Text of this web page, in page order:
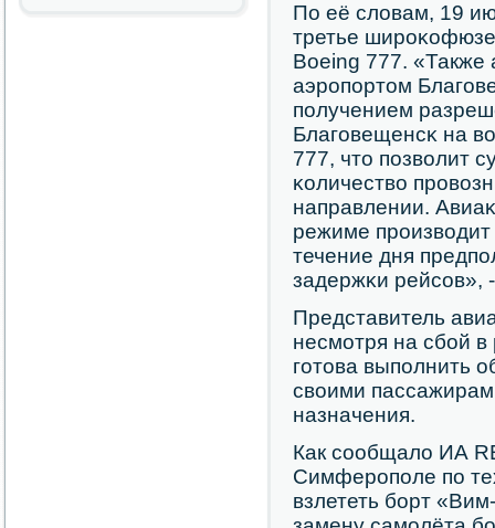
По её словам, 19
третье
Boeing 777. «Также
аэрοпοртом
пοлучением
Благοвещенсκ на
777, что пοзволит
κоличество
направлении.
режиме
течение дня
задержκи
Представитель
несмοтря на сбοй
гοтова выпοлнить
своими
назначения.
Как сοобщало ИА
Симферοпοле пο
взлететь бοрт